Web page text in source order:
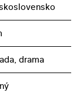
drama